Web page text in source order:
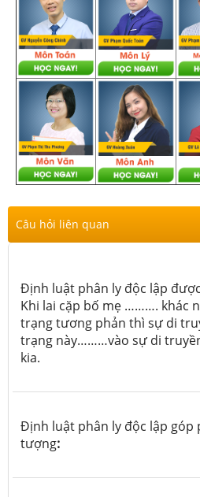
Câu hỏi liên quan
Định luật phân ly độc lập
Khi lai cặp bố mẹ ………. khác
trạng tương phản thì sự di
trạng này………vào sự di
kia.
Định luật phân ly độc lập góp
tượng: